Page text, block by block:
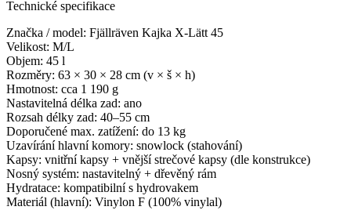
Technické specifikace
Značka / model: Fjällräven Kajka X-Lätt 45
Velikost: M/L
Objem: 45 l
Rozměry: 63 × 30 × 28 cm (v × š × h)
Hmotnost: cca 1 190 g
Nastavitelná délka zad: ano
Rozsah délky zad: 40–55 cm
Doporučené max. zatížení: do 13 kg
Uzavírání hlavní komory: snowlock (stahování)
Kapsy: vnitřní kapsy + vnější strečové kapsy (dle konstrukce)
Nosný systém: nastavitelný + dřevěný rám
Hydratace: kompatibilní s hydrovakem
Materiál (hlavní): Vinylon F (100% vinylal)